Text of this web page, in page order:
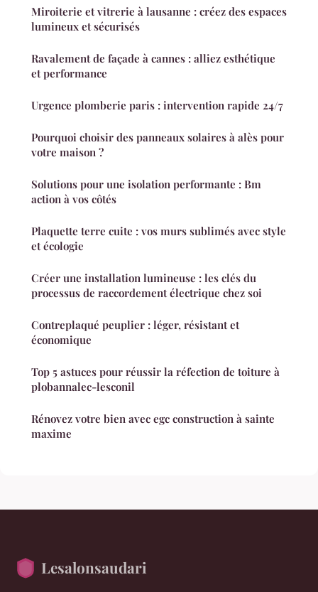
Miroiterie et vitrerie à lausanne : créez des espaces
lumineux et sécurisés
Ravalement de façade à cannes : alliez esthétique
et performance
Urgence plomberie paris : intervention rapide 24/7
Pourquoi choisir des panneaux solaires à alès pour
votre maison ?
Solutions pour une isolation performante : Bm
action à vos côtés
Plaquette terre cuite : vos murs sublimés avec style
et écologie
Créer une installation lumineuse : les clés du
processus de raccordement électrique chez soi
Contreplaqué peuplier : léger, résistant et
économique
Top 5 astuces pour réussir la réfection de toiture à
plobannalec-lesconil
Rénovez votre bien avec egc construction à sainte
maxime
Lesalonsaudari